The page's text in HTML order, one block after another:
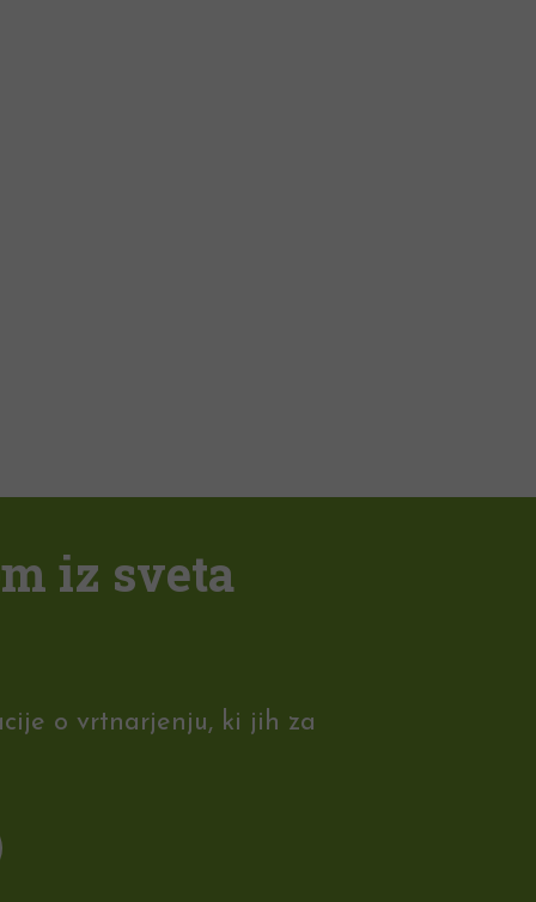
iz sveta
o vrtnarjenju, ki jih za